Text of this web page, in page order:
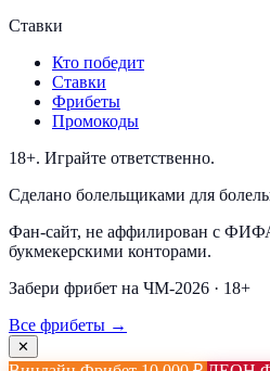
Ставки
Кто победит
Ставки
Фрибеты
Промокоды
18+. Играйте ответственно.
Сделано болельщиками для
Фан-сайт, не аффилирован с
букмекерскими конторами.
Забери фрибет на ЧМ-2026 · 18+
Все фрибеты →
✕